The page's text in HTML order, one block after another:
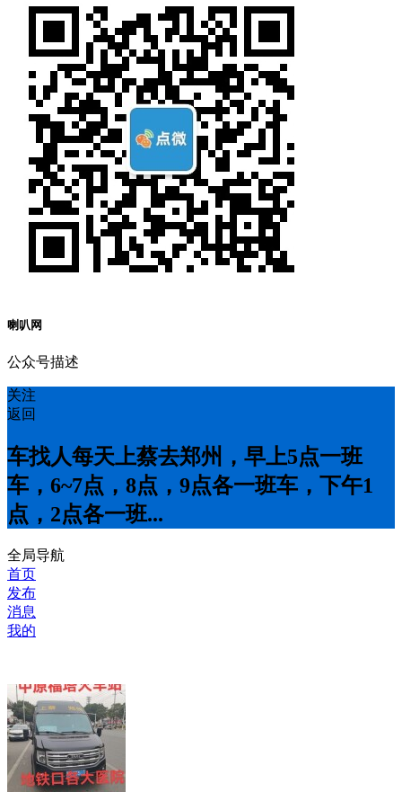
喇叭网
公众号描述
关注
返回
车找人每天上蔡去郑州，早上5点一班
车，6~7点，8点，9点各一班车，下午1
点，2点各一班...
全局导航
首页
发布
消息
我的